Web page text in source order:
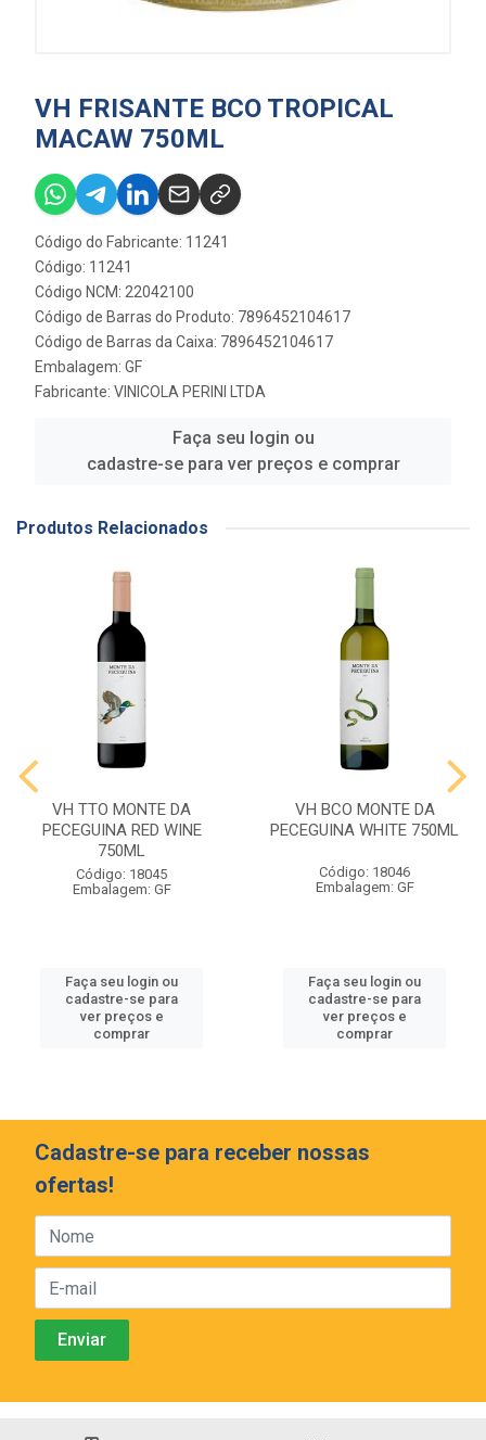
VH FRISANTE BCO TROPICAL
MACAW 750ML
Código do Fabricante: 11241
Código: 11241
Código NCM: 22042100
Código de Barras do Produto: 7896452104617
Código de Barras da Caixa: 7896452104617
Embalagem: GF
Fabricante: VINICOLA PERINI LTDA
Faça seu login ou
cadastre-se para ver preços e comprar
Produtos Relacionados
VH TTO MONTE DA
PECEGUINA RED WINE
750ML
Código: 18045
Embalagem: GF
Faça seu login ou
cadastre-se para
ver preços e
comprar
VH BCO MONTE DA
PECEGUINA WHITE 750ML
Código: 18046
Embalagem: GF
Faça seu login ou
cadastre-se para
ver preços e
comprar
Cadastre-se para receber nossas
ofertas!